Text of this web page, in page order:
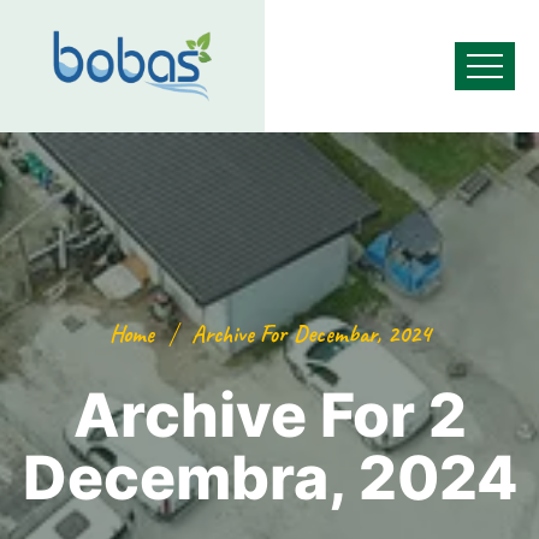
Home Archive For Decembar, 2024
Archive For 2
Decembra, 2024